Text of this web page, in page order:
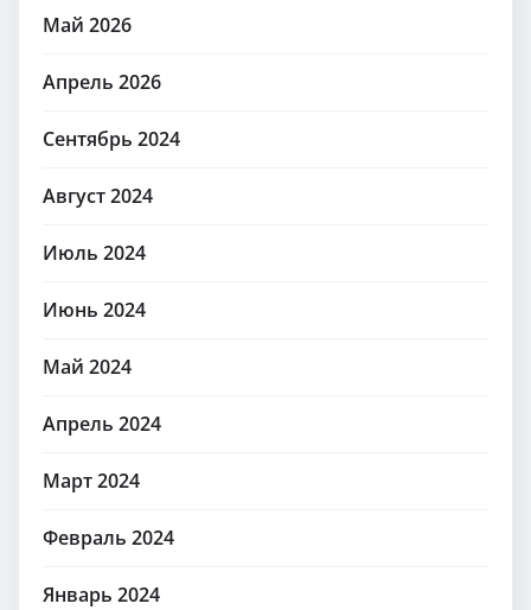
Май 2026
Апрель 2026
Сентябрь 2024
Август 2024
Июль 2024
Июнь 2024
Май 2024
Апрель 2024
Март 2024
Февраль 2024
Январь 2024